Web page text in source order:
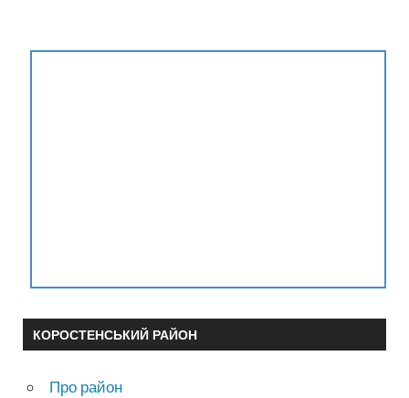
КОРОСТЕНСЬКИЙ РАЙОН
Про район